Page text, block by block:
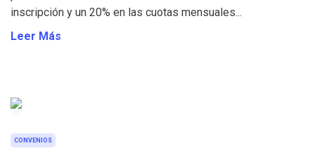
inscripción y un 20% en las cuotas mensuales...
Leer Más
CONVENIOS